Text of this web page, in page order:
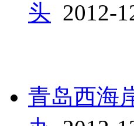
头 2012-
青岛西海